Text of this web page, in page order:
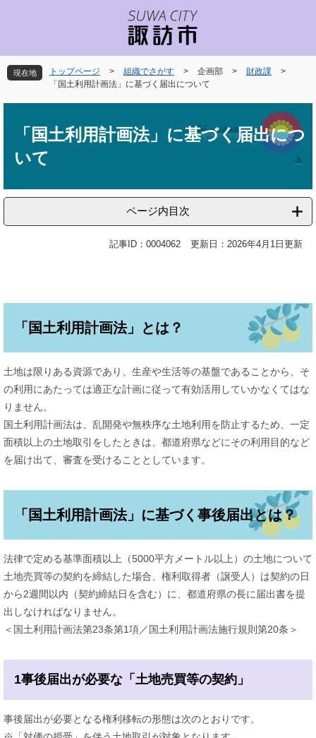
先
頭
を
飛
現在地 トップページ > 組織でさがす > 企画部 > 財政課
>
「国土利用計画法」に基づく届出について
「国土利用計画法」に基づく届出につ
いて
ページ内目次
記事ID：0004062 更新日：2026年4月1日更新
「国土利用計画法」とは？
土地は限りある資源であり、生産や生活等の基盤であることから、そ
の利用にあたっては適正な計画に従って有効活用していかなくてはな
りません。
国土利用計画法は、乱開発や無秩序な土地利用を防止するため、一定
面積以上の土地取引をしたときは、都道府県などにその利用目的など
を届け出て、審査を受けることとしています。
「国土利用計画法」に基づく事後届出とは？
法律で定める基準面積以上（5000平方メートル以上）の土地について
土地売買等の契約を締結した場合、権利取得者（譲受人）は契約の日
から2週間以内（契約締結日を含む）に、都道府県の長に届出書を提
出しなければなりません。
＜国土利用計画法第23条第1項／国土利用計画法施行規則第20条＞
1事後届出が必要な「土地売買等の契約」
事後届出が必要となる権利移転の形態は次のとおりです。